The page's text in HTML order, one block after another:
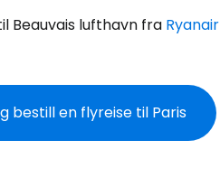
Beauvais lufthavn fra Ryanair
bestill en flyreise til Paris